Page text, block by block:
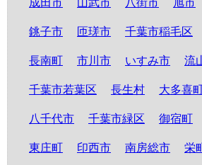
成田市 山武市 八街市 旭市
銚子市 匝瑳市 千葉市稲毛区
長南町 市川市 いすみ市 流
千葉市若葉区 長生村 大多喜
八千代市 千葉市緑区 御宿町
東庄町 印西市 南房総市 栄